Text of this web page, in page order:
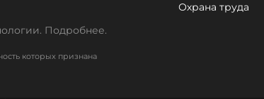
Подробнее.
которых признана
Охрана труда